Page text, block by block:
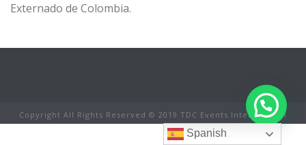
Externado de Colombia.
Copyright All Rights Reserved © 2019 TDC Events International
Spanish